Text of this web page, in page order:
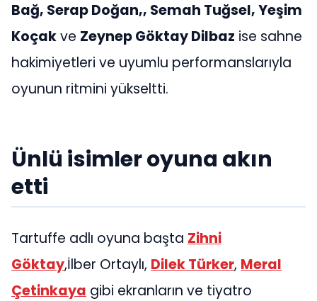
Bağ, Serap Doğan,, Semah Tuğsel, Yeşim
Koçakve Zeynep Göktay Dilbaz ise sahne
hakimiyetleri ve uyumlu performanslarıyla
oyunun ritmini yükseltti.
Ünlü isimler oyuna akın
etti
Tartuffe adlı oyuna başta Zihni
Göktay,İlber Ortaylı, Dilek Türker, Meral
Çetinkaya gibi ekranların ve tiyatro